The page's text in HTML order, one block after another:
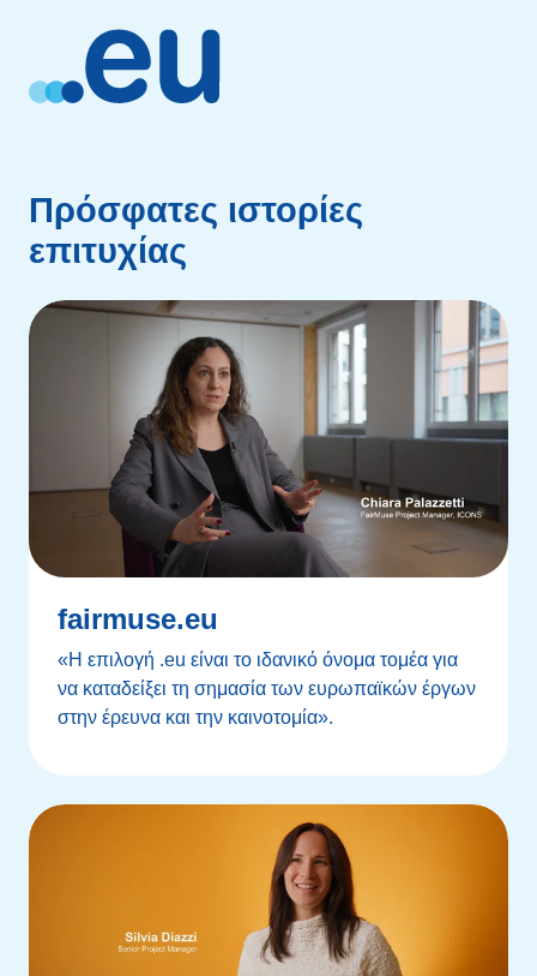
Πρόσφατες ιστορίες
επιτυχίας
fairmuse.eu
«Η επιλογή .eu είναι το ιδανικό όνομα τομέα για
να καταδείξει τη σημασία των ευρωπαϊκών έργων
στην έρευνα και την καινοτομία».